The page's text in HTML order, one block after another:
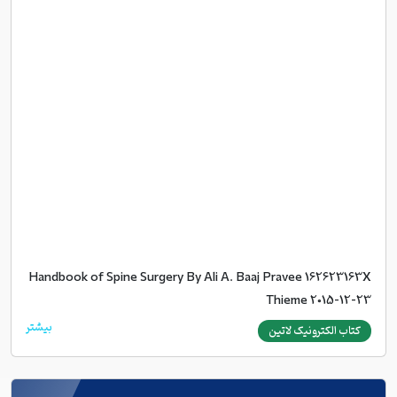
Handbook of Spine Surgery By Ali A. Baaj Pravee 162623163X
Thieme 2015-12-23
کتاب الکترونیک لاتین بیشتر